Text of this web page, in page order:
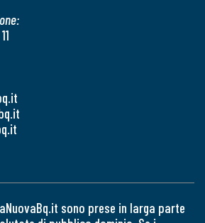
sono prese in larga parte